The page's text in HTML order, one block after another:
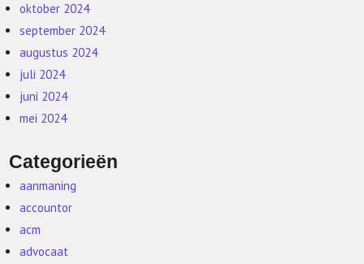
oktober 2024
september 2024
augustus 2024
juli 2024
juni 2024
mei 2024
Categorieën
aanmaning
accountor
acm
advocaat